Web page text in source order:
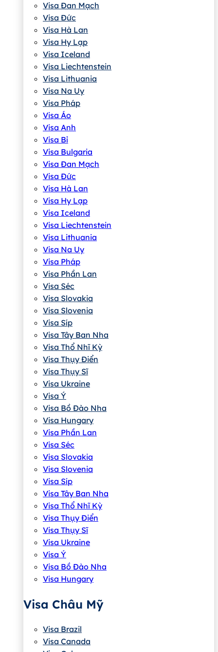
Visa Đan Mạch
Visa Đức
Visa Hà Lan
Visa Hy Lạp
Visa Iceland
Visa Liechtenstein
Visa Lithuania
Visa Na Uy
Visa Pháp
Visa Áo
Visa Anh
Visa Bỉ
Visa Bulgaria
Visa Đan Mạch
Visa Đức
Visa Hà Lan
Visa Hy Lạp
Visa Iceland
Visa Liechtenstein
Visa Lithuania
Visa Na Uy
Visa Pháp
Visa Phần Lan
Visa Séc
Visa Slovakia
Visa Slovenia
Visa Síp
Visa Tây Ban Nha
Visa Thổ Nhĩ Kỳ
Visa Thụy Điển
Visa Thụy Sĩ
Visa Ukraine
Visa Ý
Visa Bồ Đào Nha
Visa Hungary
Visa Phần Lan
Visa Séc
Visa Slovakia
Visa Slovenia
Visa Síp
Visa Tây Ban Nha
Visa Thổ Nhĩ Kỳ
Visa Thụy Điển
Visa Thụy Sĩ
Visa Ukraine
Visa Ý
Visa Bồ Đào Nha
Visa Hungary
Visa Châu Mỹ
Visa Brazil
Visa Canada